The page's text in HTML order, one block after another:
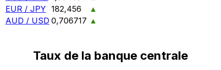
EUR / JPY 182,456
▲
AUD / USD 0,706717 ▲
Taux de la banque centrale